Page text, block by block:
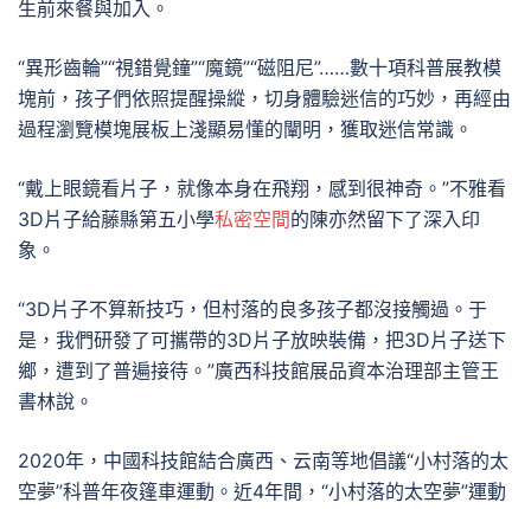
生前來餐與加入。
“異形齒輪”“視錯覺鐘”“魔鏡”“磁阻尼”……數十項科普展教模
塊前，孩子們依照提醒操縱，切身體驗迷信的巧妙，再經由
過程瀏覽模塊展板上淺顯易懂的闡明，獲取迷信常識。
“戴上眼鏡看片子，就像本身在飛翔，感到很神奇。”不雅看
3D片子給藤縣第五小學私密空間的陳亦然留下了深入印
象。
“3D片子不算新技巧，但村落的良多孩子都沒接觸過。于
是，我們研發了可攜帶的3D片子放映裝備，把3D片子送下
鄉，遭到了普遍接待。”廣西科技館展品資本治理部主管王
書林說。
2020年，中國科技館結合廣西、云南等地倡議“小村落的太
空夢”科普年夜篷車運動。近4年間，“小村落的太空夢”運動